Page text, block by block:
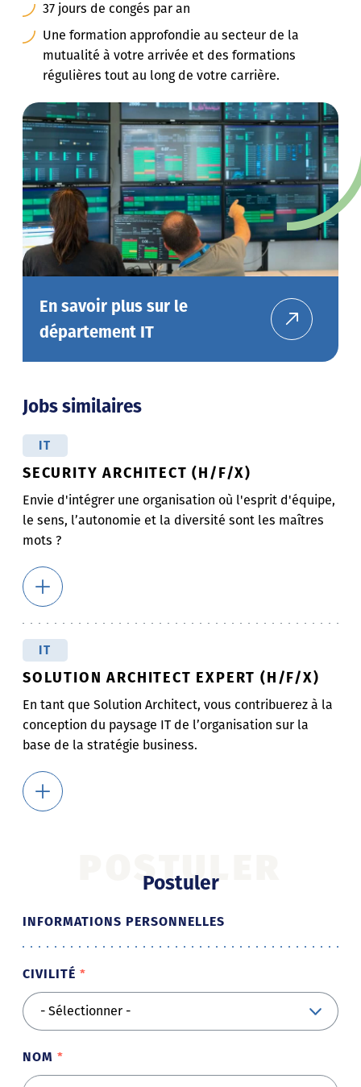
37 jours de congés par an
Une formation approfondie au secteur de la
mutualité à votre arrivée et des formations
régulières tout au long de votre carrière.
En savoir plus sur le
département IT
Jobs similaires
IT
SECURITY ARCHITECT (H/F/X)
Envie d'intégrer une organisation où l'esprit d'équipe,
le sens, l’autonomie et la diversité sont les maîtres
mots ?
IT
SOLUTION ARCHITECT EXPERT (H/F/X)
En tant que Solution Architect, vous contribuerez à la
conception du paysage IT de l’organisation sur la
base de la stratégie business.
POSTULER
Postuler
INFORMATIONS PERSONNELLES
CIVILITÉ
NOM